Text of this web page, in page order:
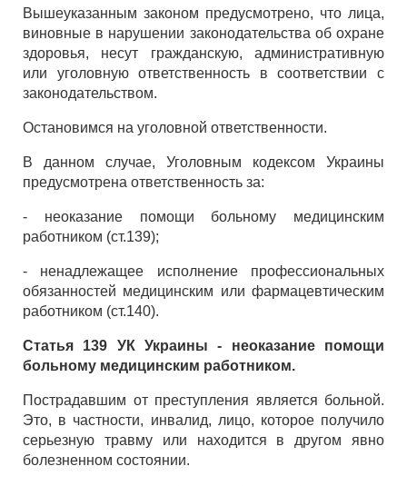
Вышеуказанным законом предусмотрено, что лица,
виновные в нарушении законодательства об охране
здоровья, несут гражданскую, административную
или уголовную ответственность в соответствии с
законодательством.
Остановимся на уголовной ответственности.
В данном случае, Уголовным кодексом Украины
предусмотрена ответственность за:
- неоказание помощи больному медицинским
работником (ст.139);
- ненадлежащее исполнение профессиональных
обязанностей медицинским или фармацевтическим
работником (ст.140).
Статья 139 УК Украины - неоказание помощи
больному медицинским работником.
Пострадавшим от преступления является больной.
Это, в частности, инвалид, лицо, которое получило
серьезную травму или находится в другом явно
болезненном состоянии.